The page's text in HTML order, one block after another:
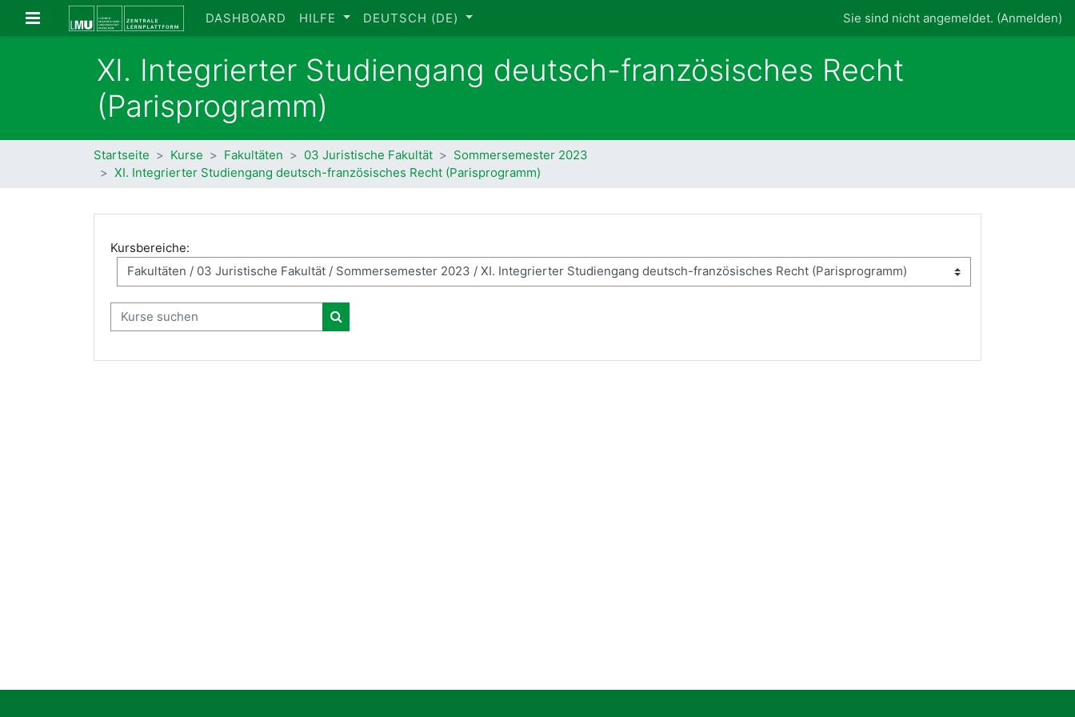
Zum Hauptinhalt
Website-Übersicht DASHBOARD HILFE DEUTSCH ‎(DE)‎ Sie sind nicht angemeldet. (Anmelden)
XI. Integrierter Studiengang deutsch-französisches Recht
(Parisprogramm)
Startseite Kurse Fakultäten 03 Juristische Fakultät
Sommersemester 2023
XI. Integrierter Studiengang deutsch-französisches Recht (Parisprogramm)
Kursbereiche:
Kurse suchen
Kurse suchen